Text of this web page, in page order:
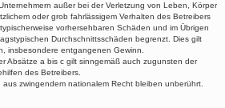
außer bei der Verletzung von Leben, Körper
oder grob fahrlässigem Verhalten des Betreibers
vorhersehbaren Schäden und im Übrigen
Durchschnittsschäden begrenzt. Dies gilt
insbesondere entgangenen Gewinn.
Absätze a bis c gilt sinngemäß auch zugunsten der
des Betreibers.
zwingendem nationalem Recht bleiben unberührt.